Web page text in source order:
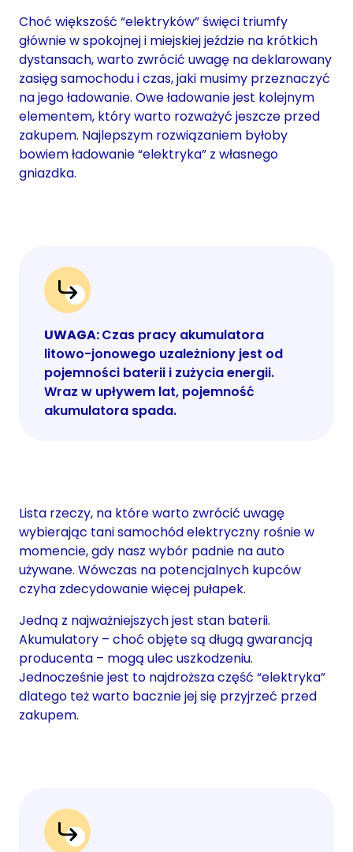
Choć większość “elektryków” święci triumfy
głównie w spokojnej i miejskiej jeździe na krótkich
dystansach, warto zwrócić uwagę na deklarowany
zasięg samochodu i czas, jaki musimy przeznaczyć
na jego ładowanie. Owe ładowanie jest kolejnym
elementem, który warto rozważyć jeszcze przed
zakupem. Najlepszym rozwiązaniem byłoby
bowiem ładowanie “elektryka” z własnego
gniazdka.
UWAGA:Czas pracy akumulatora
litowo-jonowego uzależniony jest od
pojemności baterii i zużycia energii.
Wraz w upływem lat, pojemność
akumulatora spada.
Lista rzeczy, na które warto zwrócić uwagę
wybierając tani samochód elektryczny rośnie w
momencie, gdy nasz wybór padnie na auto
używane. Wówczas na potencjalnych kupców
czyha zdecydowanie więcej pułapek.
Jedną z najważniejszych jest stan baterii.
Akumulatory – choć objęte są długą gwarancją
producenta – mogą ulec uszkodzeniu.
Jednocześnie jest to najdroższa część “elektryka”
dlatego też warto bacznie jej się przyjrzeć przed
zakupem.